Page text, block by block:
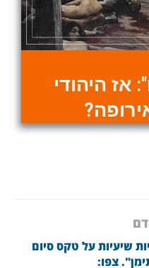
אז היהודי
שיעיות על טקס סיום
צפו: